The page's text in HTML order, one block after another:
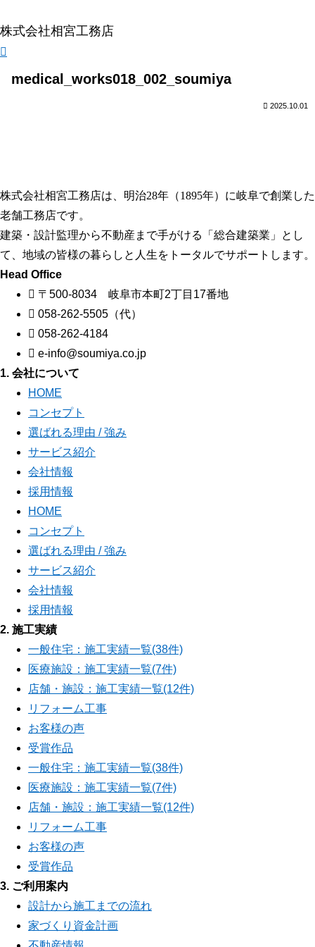
株式会社相宮工務店
medical_works018_002_soumiya
2025.10.01
株式会社相宮工務店は、 明治28年（1895年）に岐阜で創業した
老舗工務店です。
建築・設計監理から不動産まで手がける「総合建築業」とし
て、地域の皆様の暮らしと人生をトータルでサポートします。
Head Office
〒500-8034 岐阜市本町2丁目17番地
058-262-5505（代）
058-262-4184
e-info@soumiya.co.jp
1. 会社について
HOME
コンセプト
選ばれる理由 / 強み
サービス紹介
会社情報
採用情報
HOME
コンセプト
選ばれる理由 / 強み
サービス紹介
会社情報
採用情報
2. 施工実績
一般住宅：施工実績一覧(38件)
医療施設：施工実績一覧(7件)
店舗・施設：施工実績一覧(12件)
リフォーム工事
お客様の声
受賞作品
一般住宅：施工実績一覧(38件)
医療施設：施工実績一覧(7件)
店舗・施設：施工実績一覧(12件)
リフォーム工事
お客様の声
受賞作品
3. ご利用案内
設計から施工までの流れ
家づくり資金計画